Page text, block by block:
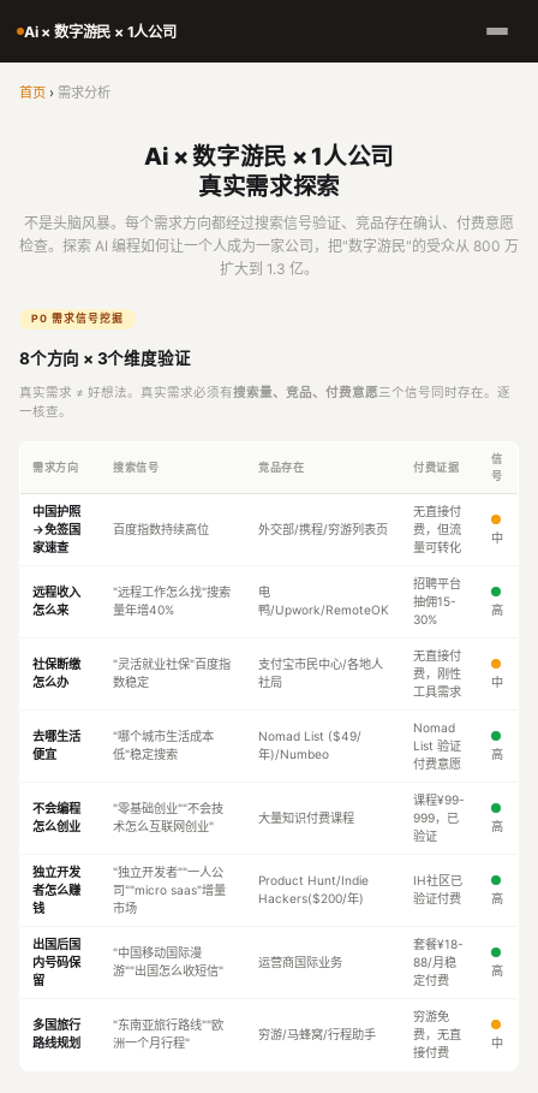
Ai × 数字游民 × 1人公司
首页 › 需求分析
Ai × 数字游民 × 1人公司
真实需求探索
不是头脑风暴。每个需求方向都经过搜索信号验证、竞品存在确认、付费意愿
检查。探索 AI 编程如何让一个人成为一家公司，把"数字游民"的受众从 800 万
扩大到 1.3 亿。
P0 需求信号挖掘
8个方向 × 3个维度验证
真实需求 ≠ 好想法。真实需求必须有搜索量、竞品、付费意愿三个信号同时存在。逐
一核查。
需求方向 搜索信号 竞品存在 付费证据
信
号
中国护照
→免签国
家速查
百度指数持续高位 外交部/携程/穷游列表页
无直接付
费，但流
量可转化
中
远程收入
怎么来
"远程工作怎么找"搜索
量年增40%
电
鸭/Upwork/RemoteOK
招聘平台
抽佣15-
30%
高
社保断缴
怎么办
"灵活就业社保"百度指
数稳定
支付宝市民中心/各地人
社局
无直接付
费，刚性
工具需求
中
去哪生活
便宜
"哪个城市生活成本
低"稳定搜索
Nomad List ($49/
年)/Numbeo
Nomad
List 验证
付费意愿
高
不会编程
怎么创业
"零基础创业""不会技
术怎么互联网创业"
大量知识付费课程
课程¥99-
999，已
验证
高
独立开发
者怎么赚
钱
"独立开发者""一人公
司""micro saas"增量
市场
Product Hunt/Indie
Hackers($200/年)
IH社区已
验证付费
高
出国后国
内号码保
留
"中国移动国际漫
游""出国怎么收短信"
运营商国际业务
套餐¥18-
88/月稳
定付费
高
多国旅行
路线规划
"东南亚旅行路线""欧
洲一个月行程"
穷游/马蜂窝/行程助手
穷游免
费，无直
接付费
中